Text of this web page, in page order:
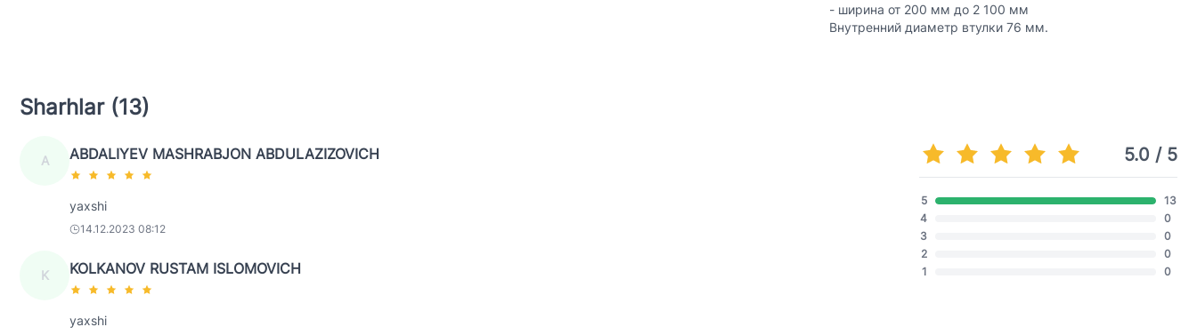
- ширина от 200 мм до 2 100 мм
Внутренний диаметр втулки 76 мм.
Sharhlar (13)
A ABDALIYEV MASHRABJON ABDULAZIZOVICH
yaxshi
14.12.2023 08:12
K KOLKANOV RUSTAM ISLOMOVICH
yaxshi
5.0 / 5
5
13
4
0
3
0
2
0
1
0